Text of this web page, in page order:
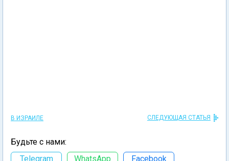
В ИЗРАИЛЕ СЛЕДУЮЩАЯ СТАТЬЯ
Будьте с нами:
Telegram
WhatsApp Facebook